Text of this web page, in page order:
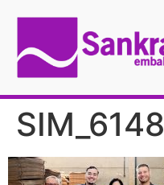
SIM_6148